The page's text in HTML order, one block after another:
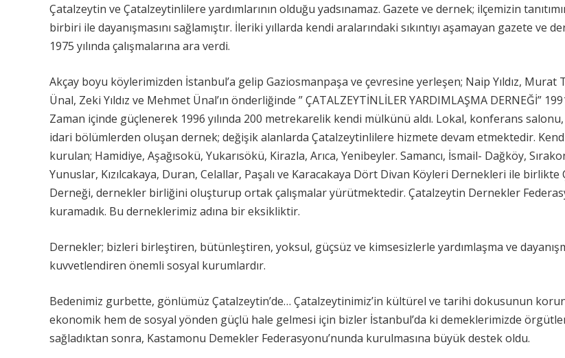
Çatalzeytin ve Çatalzeytinlilere yardımlarının olduğu yadsınamaz. Gazete ve dernek; ilçemizin
birbiri ile dayanışmasını sağlamıştır. İleriki yıllarda kendi aralarındaki sıkıntıyı aşamayan gazete ve
1975 yılında çalışmalarına ara verdi.
Akçay boyu köylerimizden İstanbul’a gelip Gaziosmanpaşa ve çevresine yerleşen; Naip Yıldız, Murat
Ünal, Zeki Yıldız ve Mehmet Ünal’ın önderliğinde ” ÇATALZEYTİNLİLER YARDIMLAŞMA DERNEĞİ”
Zaman içinde güçlenerek 1996 yılında 200 metrekarelik kendi mülkünü aldı. Lokal, konferans
idari bölümlerden oluşan dernek; değişik alanlarda Çatalzeytinlilere hizmete devam etmektedir.
kurulan; Hamidiye, Aşağısokü, Yukarısökü, Kirazla, Arıca, Yenibeyler. Samancı, İsmail- Dağköy,
Yunuslar, Kızılcakaya, Duran, Celallar, Paşalı ve Karacakaya Dört Divan Köyleri Dernekleri ile
Derneği, dernekler birliğini oluşturup ortak çalışmalar yürütmektedir. Çatalzeytin Dernekler
kuramadık. Bu derneklerimiz adına bir eksikliktir.
Dernekler; bizleri birleştiren, bütünleştiren, yoksul, güçsüz ve kimsesizlerle yardımlaşma ve
kuvvetlendiren önemli sosyal kurumlardır.
Bedenimiz gurbette, gönlümüz Çatalzeytin’de… Çatalzeytinimiz’in kültürel ve tarihi dokusunun
ekonomik hem de sosyal yönden güçlü hale gelmesi için bizler İstanbul’da ki demeklerimizde
sağladıktan sonra, Kastamonu Demekler Federasyonu’nunda kurulmasına büyük destek oldu.